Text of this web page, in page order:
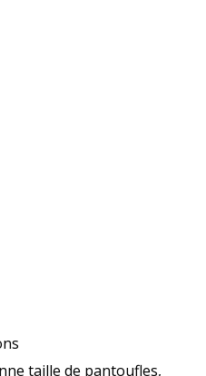
taille de pantoufles,